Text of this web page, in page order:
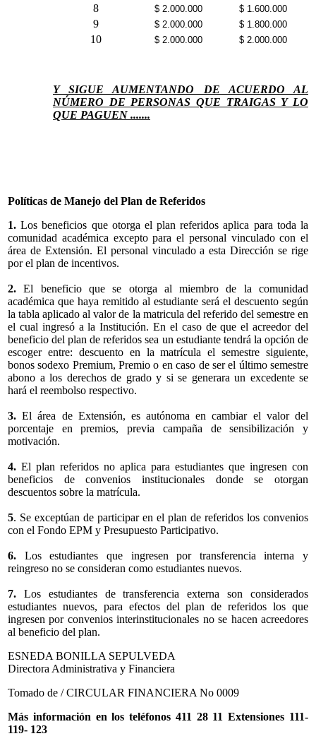
8 $ 2.000.000 $ 1.600.000
9 $ 2.000.000 $ 1.800.000
10 $ 2.000.000 $ 2.000.000
Y SIGUE AUMENTANDO DE ACUERDO AL
NÚMERO DE PERSONAS QUE TRAIGAS Y LO
QUE PAGUEN .......
Políticas de Manejo del Plan de Referidos
1. Los beneficios que otorga el plan referidos aplica para toda la
comunidad académica excepto para el personal vinculado con el
área de Extensión. El personal vinculado a esta Dirección se rige
por el plan de incentivos.
2. El beneficio que se otorga al miembro de la comunidad
académica que haya remitido al estudiante será el descuento según
la tabla aplicado al valor de la matricula del referido del semestre en
el cual ingresó a la Institución. En el caso de que el acreedor del
beneficio del plan de referidos sea un estudiante tendrá la opción de
escoger entre: descuento en la matrícula el semestre siguiente,
bonos sodexo Premium, Premio o en caso de ser el último semestre
abono a los derechos de grado y si se generara un excedente se
hará el reembolso respectivo.
3. El área de Extensión, es autónoma en cambiar el valor del
porcentaje en premios, previa campaña de sensibilización y
motivación.
4. El plan referidos no aplica para estudiantes que ingresen con
beneficios de convenios institucionales donde se otorgan
descuentos sobre la matrícula.
5. Se exceptúan de participar en el plan de referidos los convenios
con el Fondo EPM y Presupuesto Participativo.
6. Los estudiantes que ingresen por transferencia interna y
reingreso no se consideran como estudiantes nuevos.
7. Los estudiantes de transferencia externa son considerados
estudiantes nuevos, para efectos del plan de referidos los que
ingresen por convenios interinstitucionales no se hacen acreedores
al beneficio del plan.
ESNEDA BONILLA SEPULVEDA
Directora Administrativa y Financiera
Tomado de / CIRCULAR FINANCIERA No 0009
Más información en los teléfonos 411 28 11 Extensiones 111-
119- 123